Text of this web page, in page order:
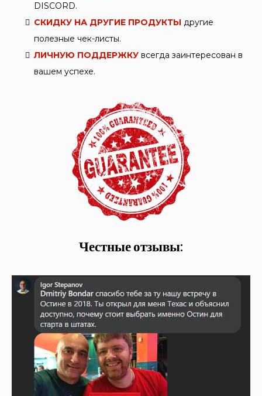
DISCORD.
CКИДКУ НА ДРУГИЕ ПРОДУКТЫ другие
полезные чек-листы.
ЛИЧНУЮ ПОДДЕРЖКУ всегда заинтересован в
вашем успехе.
Честные отзывы: